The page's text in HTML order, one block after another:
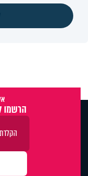
הרשמו